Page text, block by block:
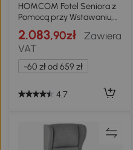
HOMCOM Fotel Seniora z
Pomocą przy Wstawaniu,
Funkcja Leżenia, w
zestawie pilot, 144 cm x 91
cm x 88 cm, Szary
2.083,90zł
Zawiera
VAT
-60 zł od 659 zł
4.7